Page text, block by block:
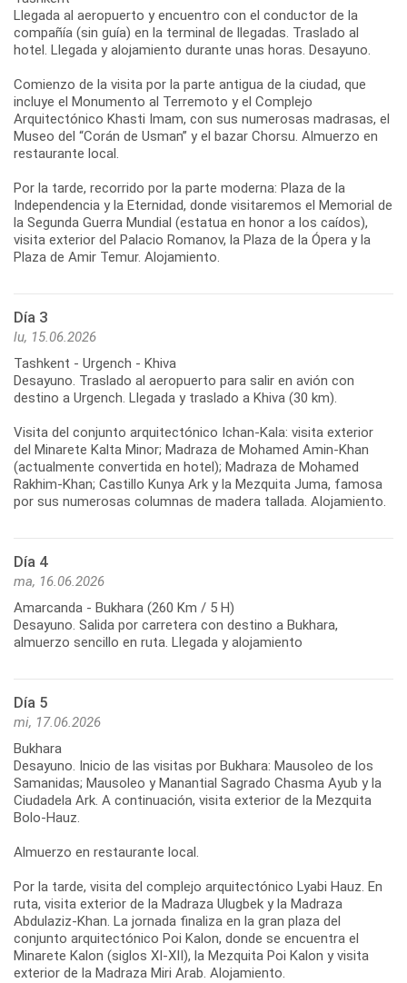
Llegada al aeropuerto y encuentro con el conductor de la
compañía (sin guía) en la terminal de llegadas. Traslado al
hotel. Llegada y alojamiento durante unas horas. Desayuno.
Comienzo de la visita por la parte antigua de la ciudad, que
incluye el Monumento al Terremoto y el Complejo
Arquitectónico Khasti Imam, con sus numerosas madrasas, el
Museo del “Corán de Usman” y el bazar Chorsu. Almuerzo en
restaurante local.
Por la tarde, recorrido por la parte moderna: Plaza de la
Independencia y la Eternidad, donde visitaremos el Memorial de
la Segunda Guerra Mundial (estatua en honor a los caídos),
visita exterior del Palacio Romanov, la Plaza de la Ópera y la
Día 3
lu, 15.06.2026
Tashkent - Urgench - Khiva
Desayuno. Traslado al aeropuerto para salir en avión con
destino a Urgench. Llegada y traslado a Khiva (30 km).
Visita del conjunto arquitectónico Ichan-Kala: visita exterior
del Minarete Kalta Minor; Madraza de Mohamed Amin-Khan
(actualmente convertida en hotel); Madraza de Mohamed
Rakhim-Khan; Castillo Kunya Ark y la Mezquita Juma, famosa
Día 4
ma, 16.06.2026
Amarcanda - Bukhara (260 Km / 5 H)
Desayuno. Salida por carretera con destino a Bukhara,
almuerzo sencillo en ruta. Llegada y alojamiento
Día 5
mi, 17.06.2026
Bukhara
Desayuno. Inicio de las visitas por Bukhara: Mausoleo de los
Samanidas; Mausoleo y Manantial Sagrado Chasma Ayub y la
Ciudadela Ark. A continuación, visita exterior de la Mezquita
Bolo-Hauz.
Almuerzo en restaurante local.
Por la tarde, visita del complejo arquitectónico Lyabi Hauz. En
ruta, visita exterior de la Madraza Ulugbek y la Madraza
Abdulaziz-Khan. La jornada finaliza en la gran plaza del
conjunto arquitectónico Poi Kalon, donde se encuentra el
Minarete Kalon (siglos XI-XII), la Mezquita Poi Kalon y visita